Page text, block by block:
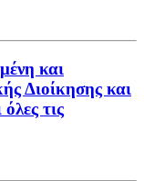
και
Διοίκησης και
τις